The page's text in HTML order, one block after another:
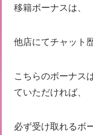
移籍ボーナスは、
他店にてチャット
こちらのボーナス
ていただければ、
必ず受け取れるボ